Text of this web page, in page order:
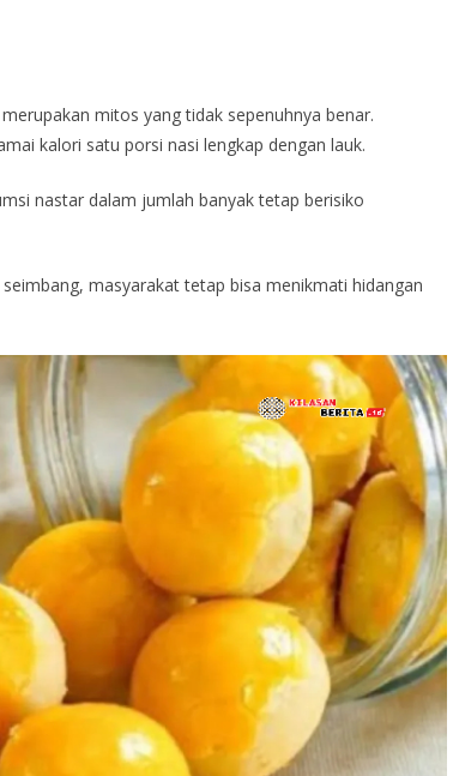
mitos yang tidak sepenuhnya benar.
kalori satu porsi nasi lengkap dengan lauk.
nastar dalam jumlah banyak tetap berisiko
masyarakat tetap bisa menikmati hidangan